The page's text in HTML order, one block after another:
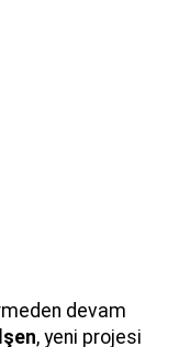
devam
, yeni projesi